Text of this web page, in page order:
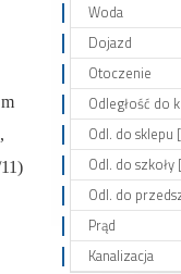
Woda
Dojazd
Otoczenie
Odległość do
Odl. do sklepu
Odl. do szkoły
Odl. do
Prąd
Kanalizacja